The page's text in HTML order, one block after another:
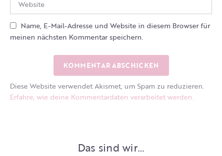
Name, E-Mail-Adresse und Website in diesem Browser für
meinen nächsten Kommentar speichern.
Diese Website verwendet Akismet, um Spam zu reduzieren.
Erfahre, wie deine Kommentardaten verarbeitet werden.
Das sind wir…